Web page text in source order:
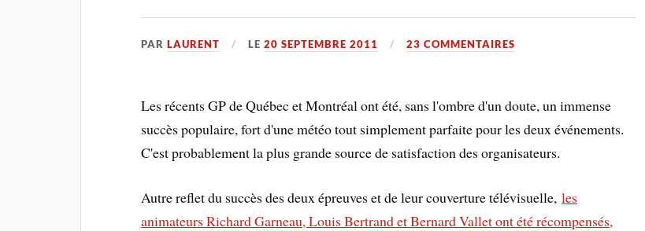
PARLAURENT LE20 SEPTEMBRE 2011 23 COMMENTAIRES
Les récents GP de Québec et Montréal ont été, sans l'ombre d'un doute, un immense
succès populaire, fort d'une météo tout simplement parfaite pour les deux événements.
C'est probablement la plus grande source de satisfaction des organisateurs.
Autre reflet du succès des deux épreuves et de leur couverture télévisuelle,les
animateurs Richard Garneau, Louis Bertrand et Bernard Vallet ont été récompensés,